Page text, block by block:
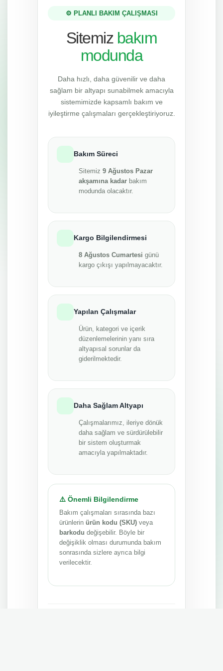
⚙️ PLANLI BAKIM ÇALIŞMASI
Sitemiz bakım
modunda
Daha hızlı, daha güvenilir ve daha
sağlam bir altyapı sunabilmek amacıyla
sistemimizde kapsamlı bakım ve
iyileştirme çalışmaları gerçekleştiriyoruz.
Bakım Süreci
Sitemiz 9 Ağustos Pazar
akşamına kadar bakım
modunda olacaktır.
Kargo Bilgilendirmesi
8 Ağustos Cumartesi günü
kargo çıkışı yapılmayacaktır.
Yapılan Çalışmalar
Ürün, kategori ve içerik
düzenlemelerinin yanı sıra
altyapısal sorunlar da
giderilmektedir.
Daha Sağlam Altyapı
Çalışmalarımız, ileriye dönük
daha sağlam ve sürdürülebilir
bir sistem oluşturmak
amacıyla yapılmaktadır.
⚠️ Önemli Bilgilendirme
Bakım çalışmaları sırasında bazı
ürünlerin ürün kodu (SKU) veya
barkodu değişebilir. Böyle bir
değişiklik olması durumunda bakım
sonrasında sizlere ayrıca bilgi
verilecektir.